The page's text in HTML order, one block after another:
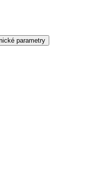
parametry